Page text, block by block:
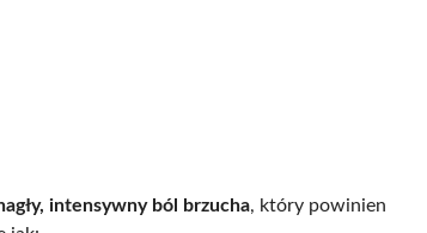
intensywny ból brzucha, który powinien